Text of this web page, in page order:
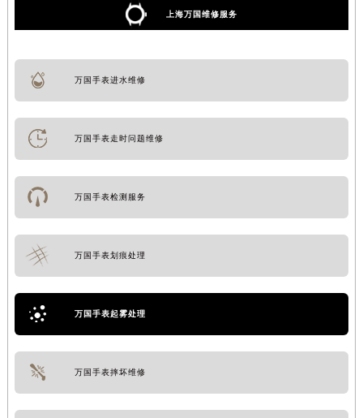
上海万国维修服务
万国手表进水维修
万国手表走时问题维修
万国手表检测服务
万国手表划痕处理
万国手表起雾处理
万国手表摔坏维修